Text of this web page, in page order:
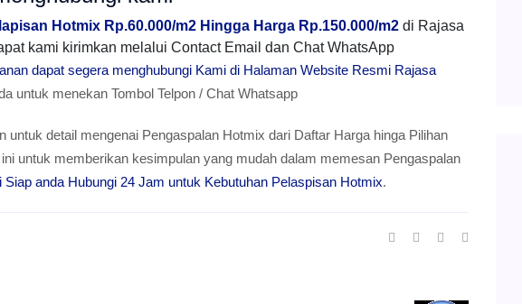
Hotmix Rp.60.000/m2 Hingga Harga Rp.150.000/m2 di Rajasa
kami kirimkan melalui Contact Email dan Chat WhatsApp
dapat segera menghubungi Kami di Halaman Website Resmi Rajasa
untuk menekan Tombol Telpon / Chat Whatsapp
untuk detail mengenai Pengaspalan Hotmix dari Daftar Harga hinga Pilihan
untuk memberikan kesimpulan yang mudah dalam memesan Pengaspalan
Siap anda Hubungi 24 Jam untuk Kebutuhan Pelaspisan Hotmix.